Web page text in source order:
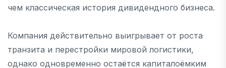
чем классическая история дивидендного бизнеса.
Компания действительно выигрывает от роста
транзита и перестройки мировой логистики,
однако одновременно остаётся капиталоёмким